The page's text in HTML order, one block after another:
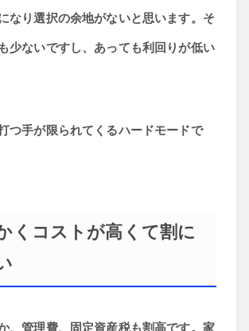
なり選択の余地がないと思います。そ
少ないですし、あっても利回りが低い
つ手が限られてくるハードモードで
くコストが高くて割に
、管理費、固定資産税も割高です。家